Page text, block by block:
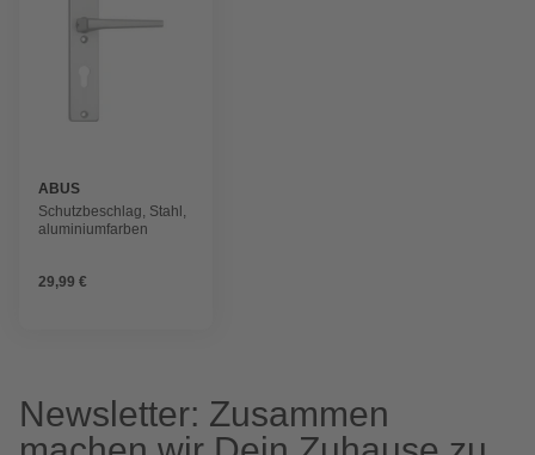
ABUS
Schutzbeschlag, Stahl,
aluminiumfarben
29,99 €
Newsletter: Zusammen